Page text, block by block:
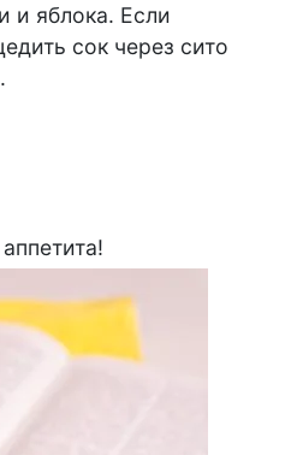
и яблока. Если
сок через сито